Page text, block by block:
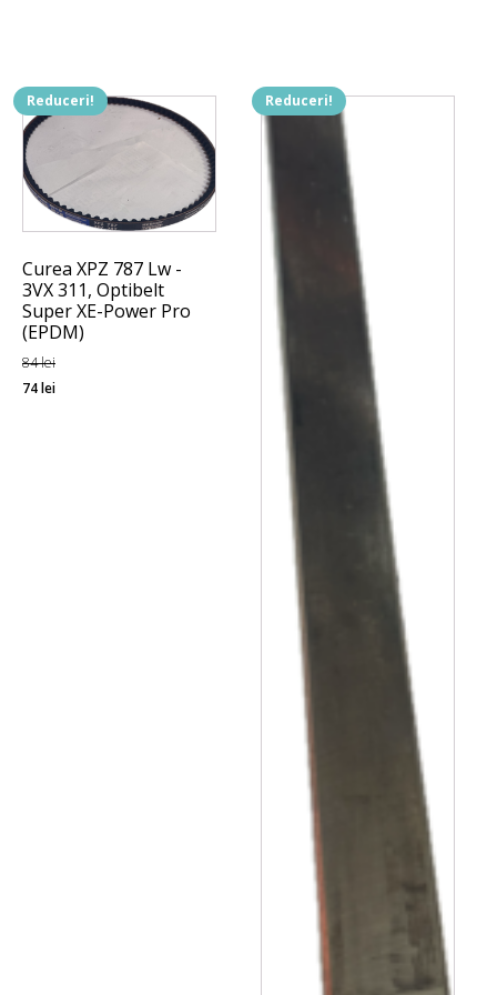
Reduceri!
Curea XPZ 787 Lw -
3VX 311, Optibelt
Super XE-Power Pro
(EPDM)
84lei
Prețul
74leiPrețul
Reduceri!